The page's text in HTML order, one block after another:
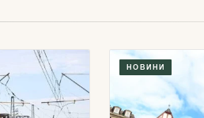
НОВИНИ